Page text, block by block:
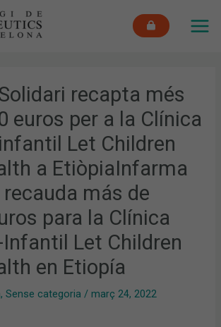
recapta més
euros per a la Clínica
Let Children
a EtiòpiaInfarma
más de
para la Clínica
Let Children
en Etiopía
,Sense categoria /març 24, 2022